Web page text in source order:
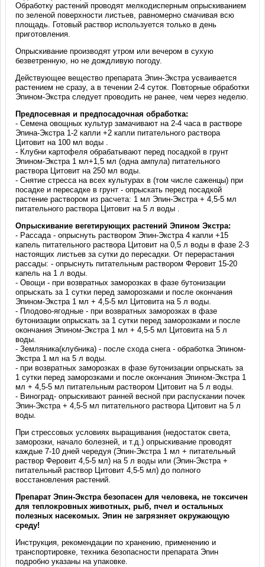
Обработку растений проводят мелкодисперным опрыскиванием
по зеленой поверхности листьев, равномерно смачивая всю
площадь. Готовый раствор используется только в день
приготовления.
Опрыскивание производят утром или вечером в сухую
безветренную, но не дождливую погоду.
Действующее вещество препарата Эпин-Экстра усваивается
растением не сразу, а в течении 2-4 суток. Повторные обработки
Эпином-Экстра следует проводить не ранее, чем через неделю.
Предпосевная и предпосадочная обработка:
- Семена овощных культур замачивают на 2-4 часа в растворе
Эпина-Экстра 1-2 капли +2 капли питательного раствора
Цитовит на 100 мл воды .
- Клубни картофеля обрабатывают перед посадкой в грунт
Эпином-Экстра 1 мл+1,5 мл (одна ампула) питательного
раствора Цитовит на 250 мл воды.
- Снятие стресса на всех культурах в (том числе саженцы) при
посадке и пересадке в грунт - опрыскать перед посадкой
растение раствором из расчета: 1 мл Эпин-Экстра + 4,5-5 мл
питательного раствора Цитовит на 5 л воды .
Опрыскивание вегетирующих растений Эпином Экстра:
- Рассада - опрыснуть раствором Эпин-Экстра 4 капли +15
капель питательного раствора Цитовит на 0,5 л воды в фазе 2-3
настоящих листьев за сутки до пересадки. От перерастания
рассады: - опрыснуть питательным раствором Феровит 15-20
капель на 1 л воды.
- Овощи - при возвратных заморозках в фазе бутонизации
опрыскать за 1 сутки перед заморозками и после окончания
Эпином-Экстра 1 мл + 4,5-5 мл Цитовита на 5 л воды.
- Плодово-ягодные - при возвратных заморозках в фазе
бутонизации опрыскать за 1 сутки перед заморозками и после
окончания Эпином-Экстра 1 мл + 4,5-5 мл Цитовита на 5 л
воды.
- Земляника(клубника) - после схода снега - обработка Эпином-
Экстра 1 мл на 5 л воды.
- при возвратных заморозках в фазе бутонизации опрыскать за
1 сутки перед заморозками и после окончания Эпином-Экстра 1
мл + 4,5-5 мл питательным раствором Цитовит на 5 л воды.
- Виноград- опрыскивают ранней весной при распускании почек
Эпин-Экстра + 4,5-5 мл питательного раствора Цитовит на 5 л
воды.
При стрессовых условиях выращивания (недостаток света,
заморозки, начало болезней, и т.д.) опрыскивание проводят
каждые 7-10 дней чередуя (Эпин-Экстра 1 мл + питательный
раствор Феровит 4,5-5 мл) на 5 л воды или (Эпин-Экстра +
питательный раствор Цитовит 4,5-5 мл) до полного
восстановления растений.
Препарат Эпин-Экстра безопасен для человека, не токсичен
для теплокровных животных, рыб, пчел и остальных
полезных насекомых. Эпин не загрязняет окружающую
среду!
Инструкция, рекомендации по хранению, применению и
транспортировке, техника безопасности препарата Эпин
подробно указаны на упаковке.